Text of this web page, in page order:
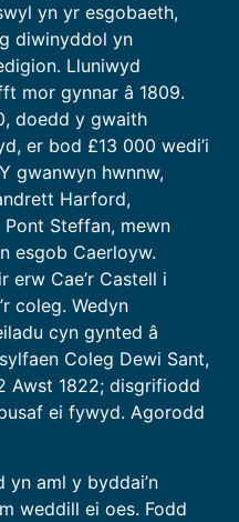
yn yr esgobaeth,
diwinyddol yn
Lluniwyd
mor gynnar â 1809.
doedd y gwaith
er bod £13 000 wedi’i
gwanwyn hwnnw,
Harford,
Steffan, mewn
esgob Caerloyw.
Cae’r Castell i
coleg. Wedyn
cyn gynted â
Coleg Dewi Sant,
Awst 1822; disgrifiodd
ei fywyd. Agorodd
yn aml y byddai’n
weddill ei oes. Fodd